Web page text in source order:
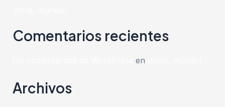
Comentarios recientes
en
Archivos